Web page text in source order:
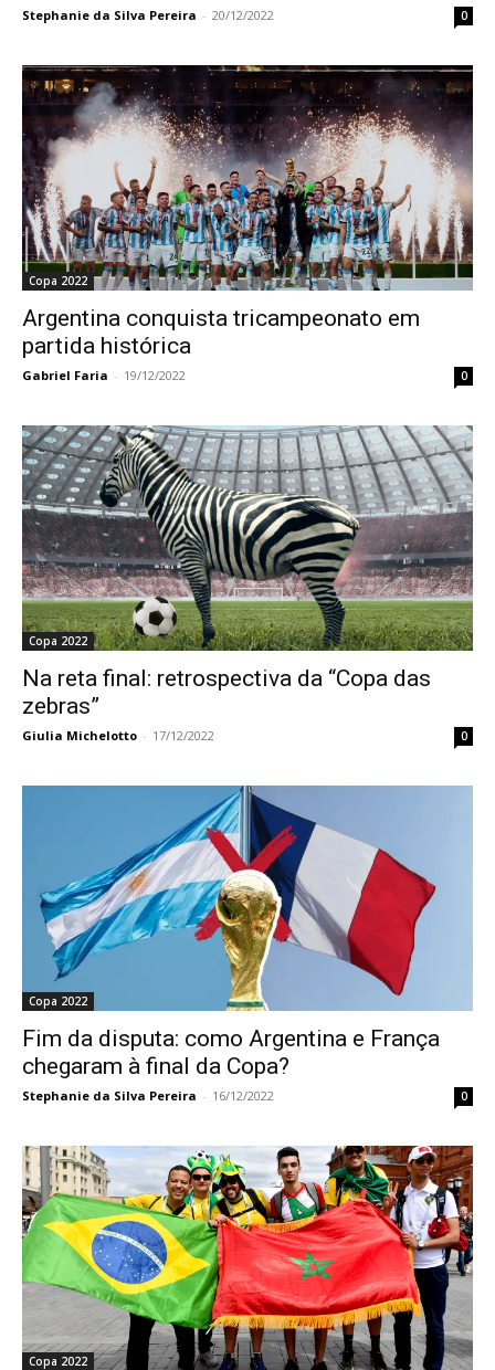
Stephanie da Silva Pereira - 20/12/2022 0
Copa 2022
Argentina conquista tricampeonato em
partida histórica
Gabriel Faria - 19/12/2022 0
Copa 2022
Na reta final: retrospectiva da “Copa das
zebras”
Giulia Michelotto - 17/12/2022 0
Copa 2022
Fim da disputa: como Argentina e França
chegaram à final da Copa?
Stephanie da Silva Pereira - 16/12/2022 0
Copa 2022